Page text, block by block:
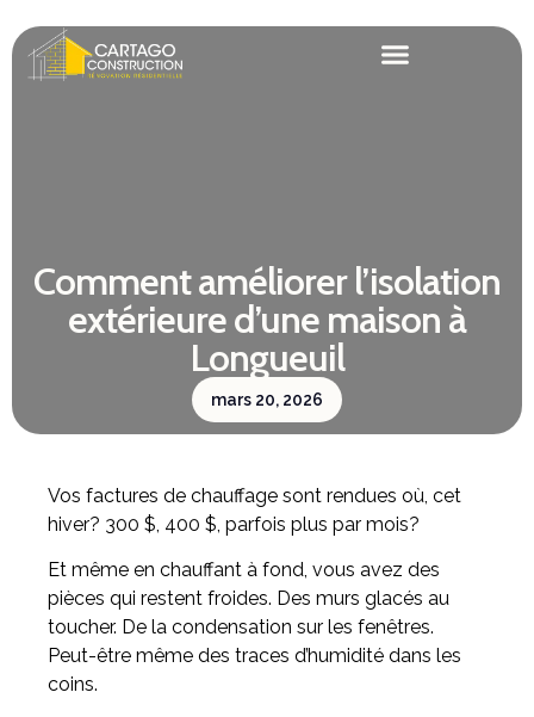
Comment améliorer l’isolation
extérieure d’une maison à
Longueuil
mars 20, 2026
Vos factures de chauffage sont rendues où, cet
hiver? 300 $, 400 $, parfois plus par mois?
Et même en chauffant à fond, vous avez des
pièces qui restent froides. Des murs glacés au
toucher. De la condensation sur les fenêtres.
Peut-être même des traces d’humidité dans les
coins.